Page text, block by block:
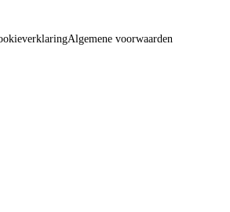
Algemene voorwaarden